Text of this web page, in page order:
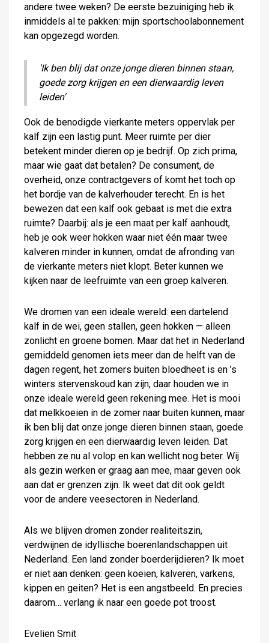
andere twee weken? De eerste bezuiniging heb ik
inmiddels al te pakken: mijn sportschoolabonnement
kan opgezegd worden.
'Ik ben blij dat onze jonge dieren binnen staan,
goede zorg krijgen en een dierwaardig leven
leiden'
Ook de benodigde vierkante meters oppervlak per
kalf zijn een lastig punt. Meer ruimte per dier
betekent minder dieren op je bedrijf. Op zich prima,
maar wie gaat dat betalen? De consument, de
overheid, onze contractgevers of komt het toch op
het bordje van de kalverhouder terecht. En is het
bewezen dat een kalf ook gebaat is met die extra
ruimte? Daarbij: als je een maat per kalf aanhoudt,
heb je ook weer hokken waar niet één maar twee
kalveren minder in kunnen, omdat de afronding van
de vierkante meters niet klopt. Beter kunnen we
kijken naar de leefruimte van een groep kalveren.
We dromen van een ideale wereld: een dartelend
kalf in de wei, geen stallen, geen hokken — alleen
zonlicht en groene bomen. Maar dat het in Nederland
gemiddeld genomen iets meer dan de helft van de
dagen regent, het zomers buiten bloedheet is en ’s
winters stervenskoud kan zijn, daar houden we in
onze ideale wereld geen rekening mee. Het is mooi
dat melkkoeien in de zomer naar buiten kunnen, maar
ik ben blij dat onze jonge dieren binnen staan, goede
zorg krijgen en een dierwaardig leven leiden. Dat
hebben ze nu al volop en kan wellicht nog beter. Wij
als gezin werken er graag aan mee, maar geven ook
aan dat er grenzen zijn. Ik weet dat dit ook geldt
voor de andere veesectoren in Nederland.
Als we blijven dromen zonder realiteitszin,
verdwijnen de idyllische boerenlandschappen uit
Nederland. Een land zonder boerderijdieren? Ik moet
er niet aan denken: geen koeien, kalveren, varkens,
kippen en geiten? Het is een angstbeeld. En precies
daarom… verlang ik naar een goede pot troost.
Evelien Smit